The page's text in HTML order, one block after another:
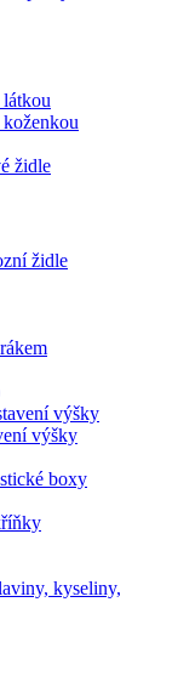
látkou
koženkou
židle
židle
výšky
výšky
boxy
kyseliny,